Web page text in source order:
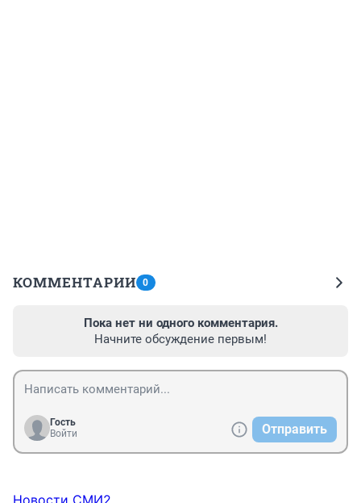
КОММЕНТАРИИ 0
Пока нет ни одного комментария.
Начните обсуждение первым!
Гость
Войти
Отправить